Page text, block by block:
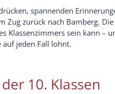
spannenden
Zug zurück nach Bamberg.
Klassenzimmers sein kann –
auf jeden Fall lohnt.
10. Klassen